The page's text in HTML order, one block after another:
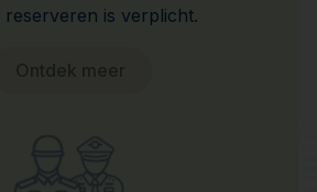
reserveren is verplicht.